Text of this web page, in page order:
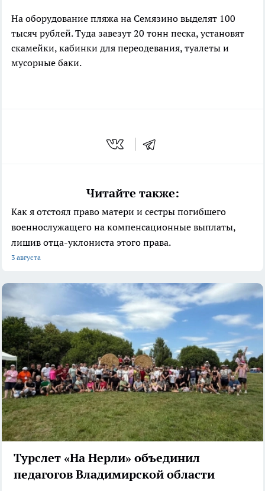
На оборудование пляжа на Семязино выделят 100
тысяч рублей. Туда завезут 20 тонн песка, установят
скамейки, кабинки для переодевания, туалеты и
мусорные баки.
Читайте также:
Как я отстоял право матери и сестры погибшего
военнослужащего на компенсационные выплаты,
лишив отца-уклониста этого права.
3 августа
Турслет «На Нерли» объединил
педагогов Владимирской области